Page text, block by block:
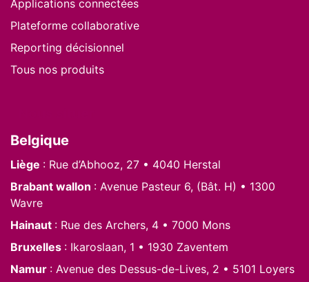
Applications connectées
Plateforme collaborative
Reporting décisionnel
Tous nos produits
Belgique
Liège : Rue d’Abhooz, 27 • 4040 Herstal
Brabant wallon : Avenue Pasteur 6, (Bât. H) • 1300
Wavre
Hainaut : Rue des Archers, 4 • 7000 Mons
Bruxelles : Ikaroslaan, 1 • 1930 Zaventem
Namur : Avenue des Dessus-de-Lives, 2 • 5101 Loyers